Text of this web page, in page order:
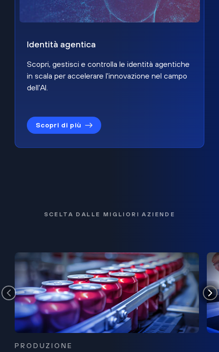
Identità agentica
Scopri, gestisci e controlla le identità agentiche
in scala per accelerare l'innovazione nel campo
dell'AI.
Scopri di più
SCELTA DALLE MIGLIORI AZIENDE
PRODUZIONE